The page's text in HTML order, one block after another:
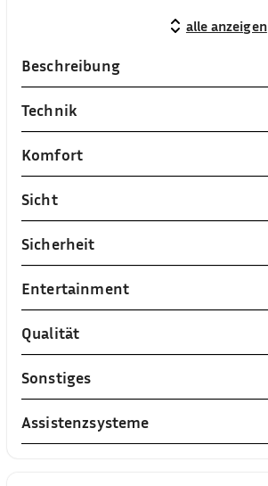
alle anzeigen
Beschreibung
Technik
Komfort
Sicht
Sicherheit
Entertainment
Qualität
Sonstiges
Assistenzsysteme